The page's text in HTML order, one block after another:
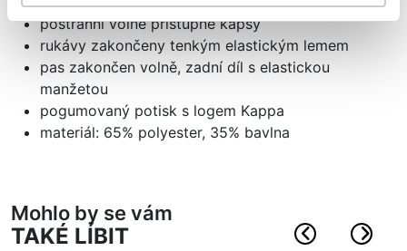
postranní volně přístupné kapsy
rukávy zakončeny tenkým elastickým lemem
pas zakončen volně, zadní díl s elastickou
manžetou
pogumovaný potisk s logem Kappa
materiál: 65% polyester, 35% bavlna
Mohlo by se vám
TAKÉ LÍBIT